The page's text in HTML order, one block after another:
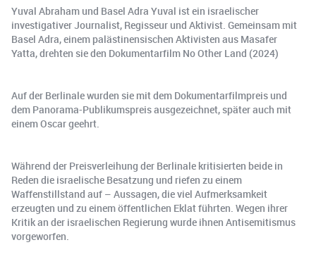
Yuval Abraham und Basel Adra Yuval ist ein israelischer
investigativer Journalist, Regisseur und Aktivist. Gemeinsam mit
Basel Adra, einem palästinensischen Aktivisten aus Masafer
Yatta, drehten sie den Dokumentarfilm No Other Land (2024)
Auf der Berlinale wurden sie mit dem Dokumentarfilmpreis und
dem Panorama-Publikumspreis ausgezeichnet, später auch mit
einem Oscar geehrt.
Während der Preisverleihung der Berlinale kritisierten beide in
Reden die israelische Besatzung und riefen zu einem
Waffenstillstand auf – Aussagen, die viel Aufmerksamkeit
erzeugten und zu einem öffentlichen Eklat führten. Wegen ihrer
Kritik an der israelischen Regierung wurde ihnen Antisemitismus
vorgeworfen.